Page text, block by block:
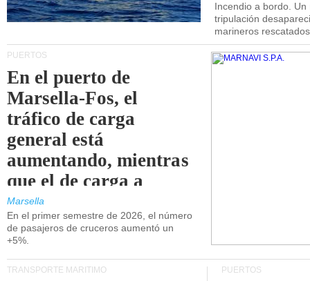
Incendio a bordo.
tripulación
marineros
PUERTOS
En el puerto de
Marsella-Fos, el
tráfico de carga
general está
aumentando, mientras
que el de carga a
granel está
disminuyendo.
Marsella
En el primer semestre de 2026, el número
de pasajeros de cruceros aumentó un
+5%.
TRANSPORTE MARÍTIMO PUERTOS